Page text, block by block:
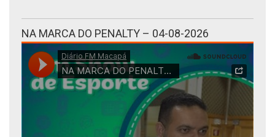
NA MARCA DO PENALTY – 04-08-2026